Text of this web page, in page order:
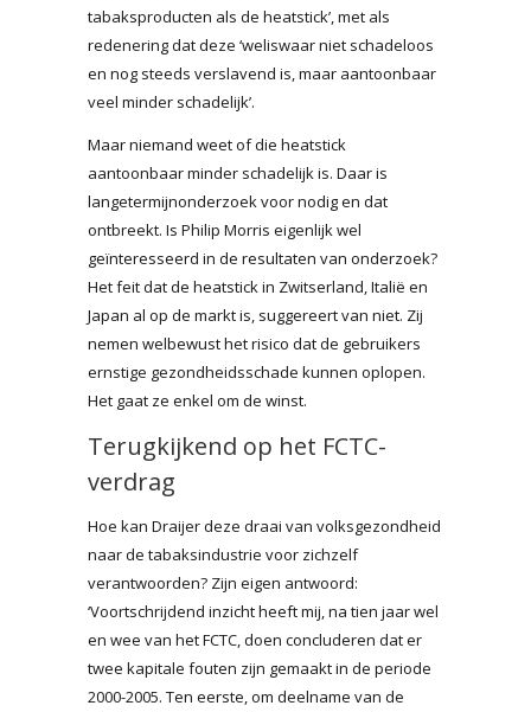
tabaksproducten als de heatstick’, met als
redenering dat deze ‘weliswaar niet schadeloos
en nog steeds verslavend is, maar aantoonbaar
veel minder schadelijk’.
Maar niemand weet of die heatstick
aantoonbaar minder schadelijk is. Daar is
langetermijnonderzoek voor nodig en dat
ontbreekt. Is Philip Morris eigenlijk wel
geïnteresseerd in de resultaten van onderzoek?
Het feit dat de heatstick in Zwitserland, Italië en
Japan al op de markt is, suggereert van niet. Zij
nemen welbewust het risico dat de gebruikers
ernstige gezondheidsschade kunnen oplopen.
Het gaat ze enkel om de winst.
Terugkijkend op het FCTC-
verdrag
Hoe kan Draijer deze draai van volksgezondheid
naar de tabaksindustrie voor zichzelf
verantwoorden? Zijn eigen antwoord:
‘Voortschrijdend inzicht heeft mij, na tien jaar wel
en wee van het FCTC, doen concluderen dat er
twee kapitale fouten zijn gemaakt in de periode
2000-2005. Ten eerste, om deelname van de